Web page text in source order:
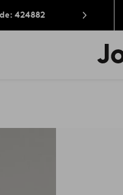
424882
Jotex
logo